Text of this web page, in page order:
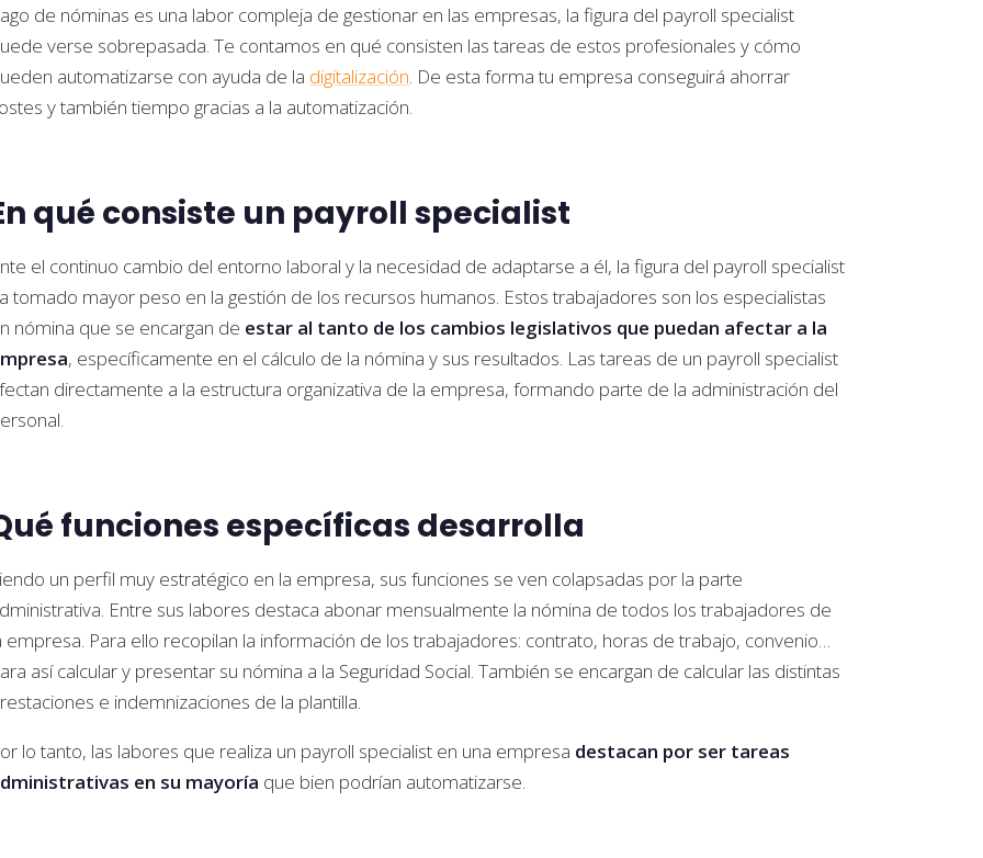
de nóminas es una labor compleja de gestionar en las empresas, la figura del payroll specialist
verse sobrepasada. Te contamos en qué consisten las tareas de estos profesionales y cómo
automatizarse con ayuda de la digitalización. De esta forma tu empresa conseguirá ahorrar
y también tiempo gracias a la automatización.
qué consiste un payroll specialist
el continuo cambio del entorno laboral y la necesidad de adaptarse a él, la figura del payroll specialist
tomado mayor peso en la gestión de los recursos humanos. Estos trabajadores son los especialistas
nómina que se encargan de estar al tanto de los cambios legislativos que puedan afectar a la
, específicamente en el cálculo de la nómina y sus resultados. Las tareas de un payroll specialist
directamente a la estructura organizativa de la empresa, formando parte de la administración del
funciones específicas desarrolla
un perfil muy estratégico en la empresa, sus funciones se ven colapsadas por la parte
Entre sus labores destaca abonar mensualmente la nómina de todos los trabajadores de
empresa. Para ello recopilan la información de los trabajadores: contrato, horas de trabajo, convenio…
así calcular y presentar su nómina a la Seguridad Social. También se encargan de calcular las distintas
e indemnizaciones de la plantilla.
lo tanto, las labores que realiza un payroll specialist en una empresa destacan por ser tareas
en su mayoría que bien podrían automatizarse.